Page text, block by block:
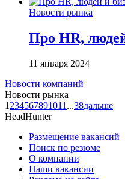
Новости рынка
Про HR,
11 января 2024
Новости компаний
Новости рынка
1 234567891011 ...38дальше
HeadHunter
Размещение вакансий
Поиск по резюме
О компании
Наши вакансии